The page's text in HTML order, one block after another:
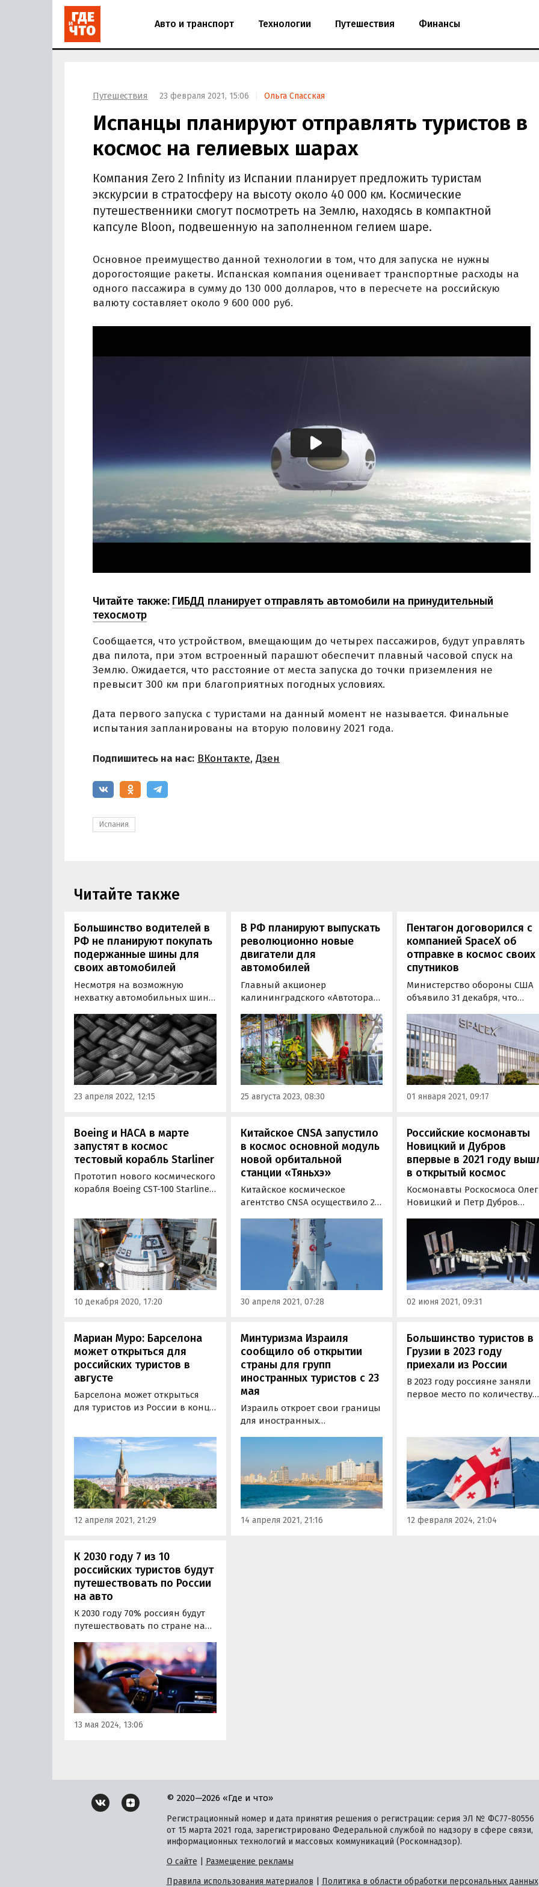
Авто и транспорт Технологии Путешествия Финансы
Путешествия 23 февраля 2021, 15:06 Ольга Спасская
Испанцы планируют отправлять туристов в
космос на гелиевых шарах
Компания Zero 2 Infinity из Испании планирует предложить туристам
экскурсии в стратосферу на высоту около 40 000 км. Космические
путешественники смогут посмотреть на Землю, находясь в компактной
капсуле Bloon, подвешенную на заполненном гелием шаре.
Основное преимущество данной технологии в том, что для запуска не нужны
дорогостоящие ракеты. Испанская компания оценивает транспортные расходы на
одного пассажира в сумму до 130 000 долларов, что в пересчете на российскую
валюту составляет около 9 600 000 руб.
Читайте также: ГИБДД планирует отправлять автомобили на принудительный
техосмотр
Сообщается, что устройством, вмещающим до четырех пассажиров, будут управлять
два пилота, при этом встроенный парашют обеспечит плавный часовой спуск на
Землю. Ожидается, что расстояние от места запуска до точки приземления не
превысит 300 км при благоприятных погодных условиях.
Дата первого запуска с туристами на данный момент не называется. Финальные
испытания запланированы на вторую половину 2021 года.
Подпишитесь на нас: ВКонтакте, Дзен
Испания
Читайте также
Большинство водителей в
РФ не планируют покупать
подержанные шины для
своих автомобилей
Несмотря на возможную
нехватку автомобильных шин
большинство (62%) российских
автолюбителей не хотят
экономить и покупать вместо
новых покрышек
подержанные.
23 апреля 2022, 12:15
В РФ планируют выпускать
революционно новые
двигатели для
автомобилей
Главный акционер
калининградского «Автотора»
что предприятие планирует
начать производство нового
семейства двигателей. Об этом
сообщают «Автоновости дня»
со ссылкой на телеканал
«Каскад».
25 августа 2023, 08:30
Пентагон договорился с
компанией SpaceX об
отправке в космос своих
спутников
Министерство обороны США
объявило 31 декабря, что
SpaceX получила право на
подписание контракта на
сумму 150,4 миллиона
долларов, который
предусматривает
запуска 28 спутников для
космического
01 января 2021, 09:17
Boeing и НАСА в марте
запустят в космос
тестовый корабль Starliner
Прототип нового космического
корабля Boeing CST-100 Starliner
Международной космической
станции уже в весной 2021 г.
10 декабря 2020, 17:20
Китайcкое CNSA запустило
в космос основной модуль
новой орбитальной
станции «Тяньхэ»
Китайское космическое
агентство CNSA осуществило 29
московскому времени запуск
основного модуля
орбитальной станции «Тяньхэ»
30 апреля 2021, 07:28
Российские космонавты
Новицкий и Дубров
впервые в 2021 году
в открытый космос
Космонавты Роскосмоса Олег
Новицкий и Петр Дубров
году вышли в открытый
космос. За бортом МКС,
они покинули через люк
стыковочного отсека модуля
«Поиск», космонавтам
предстоит провести 6 часов
минут, в…
02 июня 2021, 09:31
Мариан Муро: Барселона
может открыться для
российских туристов в
августе
Барселона может открыться
для туристов из России в конце
«Новости» заявила директор
туристического консорциума
Барселоны (Turisme de
Barcelona) Мариан Муро.
12 апреля 2021, 21:29
Минтуризма Израиля
сообщило об открытии
страны для групп
иностранных туристов с 23
мая
Израиль откроет свои границы
для иностранных
как страна закрылась из-за
пандемии коронавируса
COVID-19.
14 апреля 2021, 21:16
Большинство туристов в
Грузии в 2023 году
приехали из России
В 2023 году россияне заняли
первое место по количеству
России, что составило 23,2%
общего количества
свидетельствуют данные
Национальной службы
статистики…
12 февраля 2024, 21:04
К 2030 году 7 из 10
российских туристов будут
путешествовать по России
на авто
К 2030 году 70% россиян будут
путешествовать по стране на
считает вице-президент
Ассоциации туроператоров
России (АТОР) по вопросам
внутреннего туризма Сергей
Ромашкин.
13 мая 2024, 13:06
© 2020—2026 «Где и что»
Регистрационный номер и дата принятия решения о регистрации: серия ЭЛ № ФС77-80556
от 15 марта 2021 года, зарегистрировано Федеральной службой по надзору в сфере связи,
информационных технологий и массовых коммуникаций (Роскомнадзор).
О сайте
Размещение рекламы
Правила использования материалов
Политика в области обработки персональных данных